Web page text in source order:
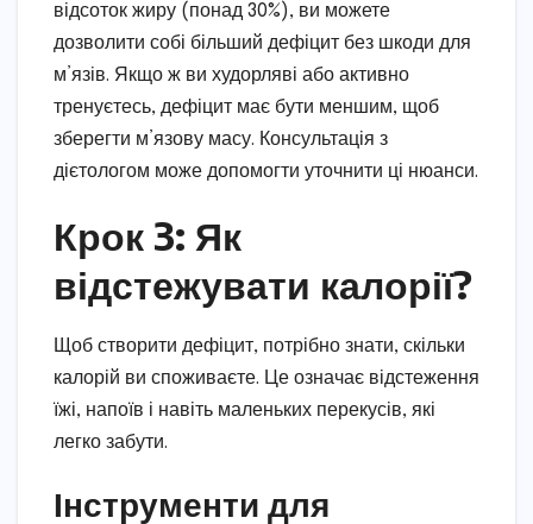
відсоток жиру (понад 30%), ви можете
дозволити собі більший дефіцит без шкоди для
м’язів. Якщо ж ви худорляві або активно
тренуєтесь, дефіцит має бути меншим, щоб
зберегти м’язову масу. Консультація з
дієтологом може допомогти уточнити ці нюанси.
Крок 3: Як
відстежувати калорії?
Щоб створити дефіцит, потрібно знати, скільки
калорій ви споживаєте. Це означає відстеження
їжі, напоїв і навіть маленьких перекусів, які
легко забути.
Інструменти для